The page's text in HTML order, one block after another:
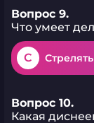
Вопрос 9.
Что умеет
C
Вопрос 10.
Какая